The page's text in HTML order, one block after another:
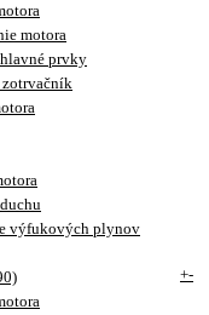
motora
prvky
výfukových plynov
+-